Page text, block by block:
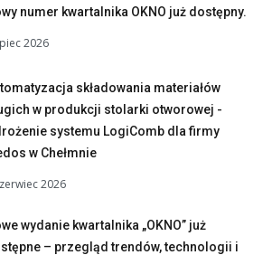
numer kwartalnika OKNO już dostępny.
2026
składowania materiałów
w produkcji stolarki otworowej -
systemu LogiComb dla firmy
w Chełmnie
2026
wydanie kwartalnika „OKNO” już
– przegląd trendów, technologii i